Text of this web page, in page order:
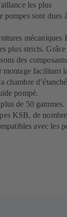
les plus
pompes sont dues
mécaniques
plus stricts. Grâce
des
montage facilitant
chambre
pompé.
de 50 gammes.
KSB, de
avec les